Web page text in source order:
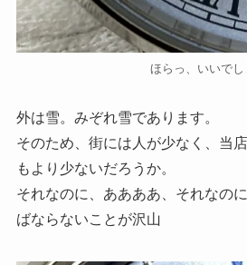
ほらっ、いいでし
外は雪。みぞれ雪であります。
そのため、街には人が少なく、当
もより少ないだろうか。
それなのに、ああああ、それなの
ばならないことが沢山